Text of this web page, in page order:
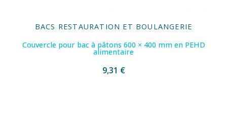
BACS RESTAURATION ET BOULANGERIE
Couvercle pour bac à pâtons 600 × 400 mm en PEHD
alimentaire
9,31 €